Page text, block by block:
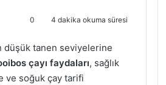
0 4 dakika okuma süresi
düşük tanen seviyelerine
çayı faydaları, sağlık
ve soğuk çay tarifi